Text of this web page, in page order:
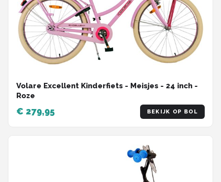
Volare Excellent Kinderfiets - Meisjes - 24 inch -
Roze
€ 279,95 BEKIJK OP BOL